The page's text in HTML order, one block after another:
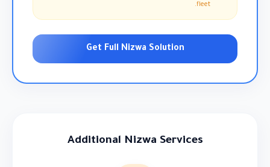
fleet.
Get Full Nizwa Solution
Additional Nizwa Services